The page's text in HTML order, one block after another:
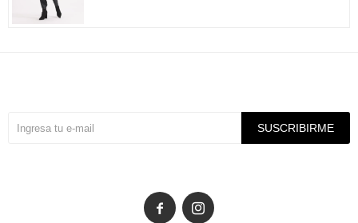
SUSCRIBIRME
 